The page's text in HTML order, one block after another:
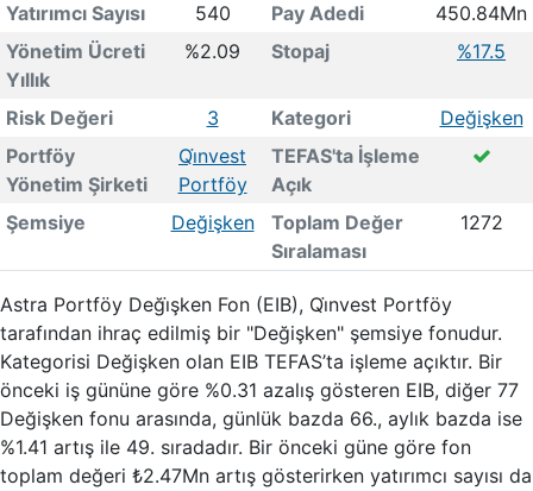
Yatırımcı Sayısı
540 Pay Adedi
450.84Mn
Yönetim Ücreti
Yıllık
%2.09 Stopaj %17.5
Risk Değeri 3 Kategori
Değişken
Portföy
Yönetim Şirketi
Qi̇nvest
Portföy
TEFAS'ta İşleme
Açık
Şemsiye
Değişken
Toplam Değer
Sıralaması
1272
Astra Portföy Deği̇şken Fon (EIB), Qi̇nvest Portföy
tarafından ihraç edilmiş bir "Değişken" şemsiye fonudur.
Kategorisi Değişken olan EIB TEFAS’ta işleme açıktır. Bir
önceki iş gününe göre %0.31 azalış gösteren EIB, diğer 77
Değişken fonu arasında, günlük bazda 66., aylık bazda ise
%1.41 artış ile 49. sıradadır. Bir önceki güne göre fon
toplam değeri ₺2.47Mn artış gösterirken yatırımcı sayısı da